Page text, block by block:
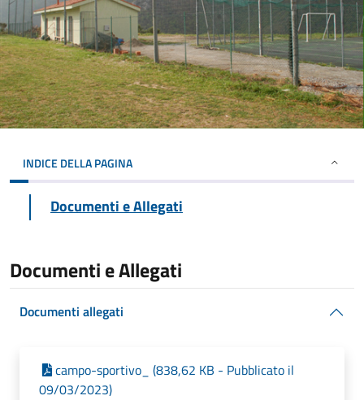
INDICE DELLA PAGINA
Documenti e Allegati
Documenti e Allegati
Documenti allegati
campo-sportivo_ (838,62 KB - Pubblicato il
09/03/2023)